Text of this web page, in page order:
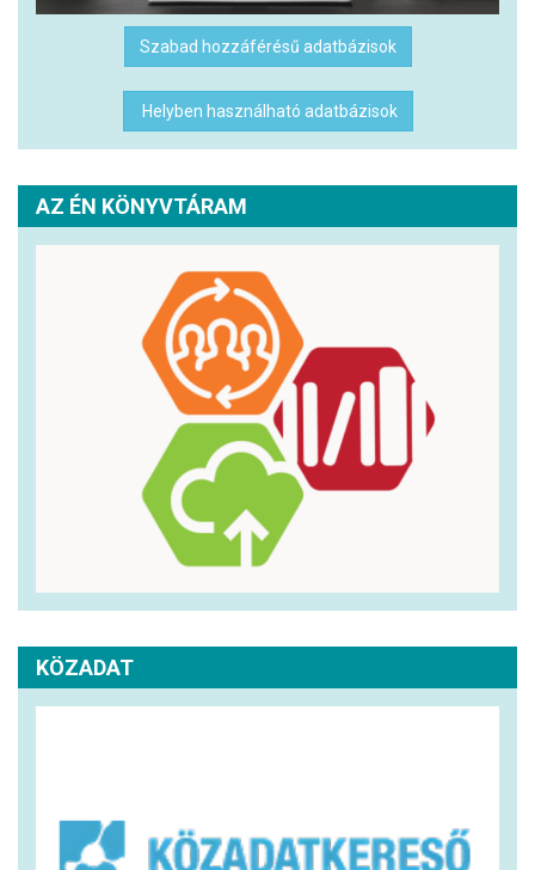
Szabad hozzáférésű adatbázisok
Helyben használható adatbázisok
AZ ÉN KÖNYVTÁRAM
KÖZADAT